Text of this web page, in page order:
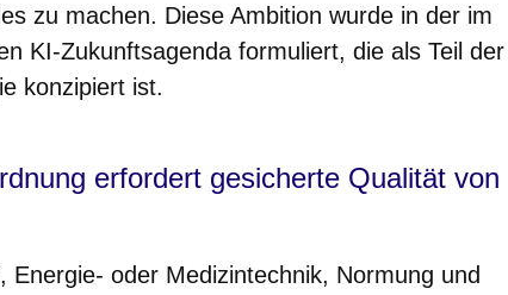
zu machen. Diese Ambition wurde in der im
KI-Zukunftsagenda formuliert, die als Teil der
konzipiert ist.
erfordert gesicherte Qualität von
Energie- oder Medizintechnik, Normung und